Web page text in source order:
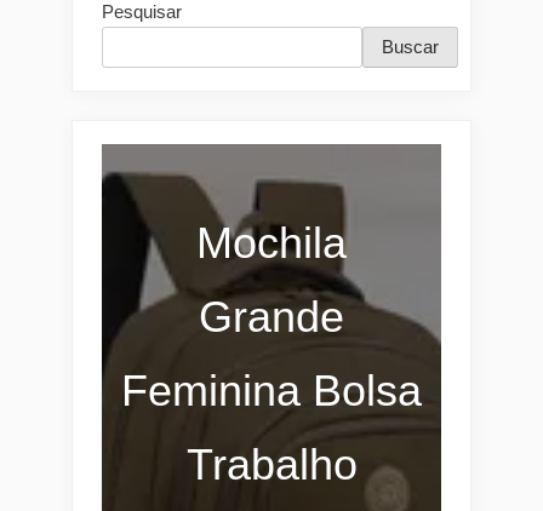
Pesquisar
Buscar
Mochila
Grande
Feminina Bolsa
Trabalho